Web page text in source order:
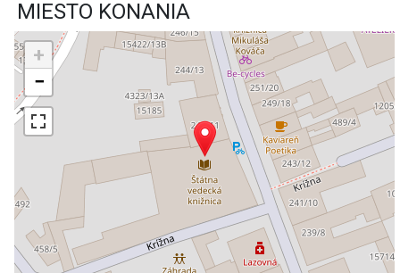
MIESTO KONANIA
+
−